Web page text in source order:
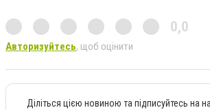
0,0
Авторизуйтесь, щоб оцінити
Діліться цією новиною та підписуйтесь на